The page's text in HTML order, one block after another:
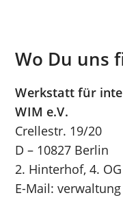
Wo Du uns
Werkstatt für
WIM e.V.
Crellestr. 19/20
D – 10827 Berlin
2. Hinterhof, 4.
E-Mail: